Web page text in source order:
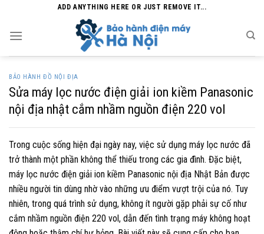
content
ADD ANYTHING HERE OR JUST REMOVE IT...
BẢO HÀNH ĐỒ NỘI ĐỊA
Sửa máy lọc nước điện giải ion kiềm Panasonic
nội địa nhật cắm nhầm nguồn điện 220 vol
Trong cuộc sống hiện đại ngày nay, việc sử dụng máy lọc nước đã
trở thành một phần không thể thiếu trong các gia đình. Đặc biệt,
máy lọc nước điện giải ion kiềm Panasonic nội địa Nhật Bản được
nhiều người tin dùng nhờ vào những ưu điểm vượt trội của nó. Tuy
nhiên, trong quá trình sử dụng, không ít người gặp phải sự cố như
cắm nhầm nguồn điện 220 vol, dẫn đến tình trạng máy không hoạt